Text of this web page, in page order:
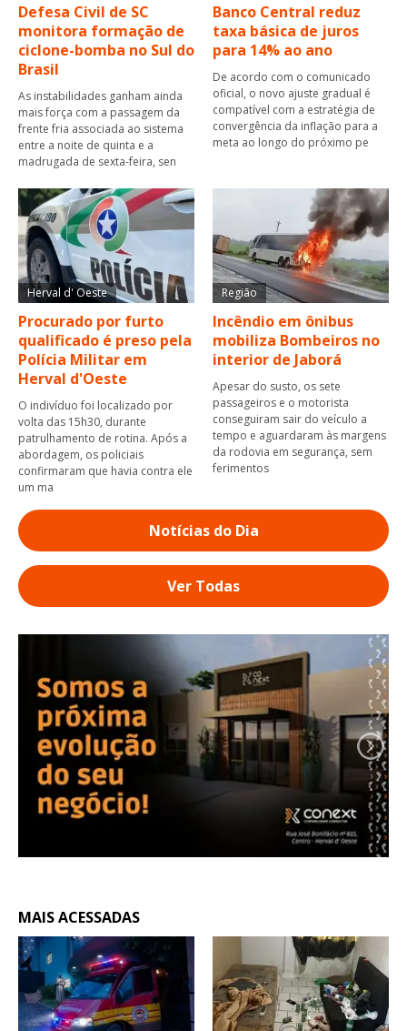
Defesa Civil de SC
monitora formação de
ciclone-bomba no Sul do
Brasil
As instabilidades ganham ainda
mais força com a passagem da
frente fria associada ao sistema
entre a noite de quinta e a
madrugada de sexta-feira, sen
Banco Central reduz
taxa básica de juros
para 14% ao ano
De acordo com o comunicado
oficial, o novo ajuste gradual é
compatível com a estratégia de
convergência da inflação para a
meta ao longo do próximo pe
Herval d' Oeste
Procurado por furto
qualificado é preso pela
Polícia Militar em
Herval d'Oeste
O indivíduo foi localizado por
volta das 15h30, durante
patrulhamento de rotina. Após a
abordagem, os policiais
confirmaram que havia contra ele
um ma
Região
Incêndio em ônibus
mobiliza Bombeiros no
interior de Jaborá
Apesar do susto, os sete
passageiros e o motorista
conseguiram sair do veículo a
tempo e aguardaram às margens
da rodovia em segurança, sem
ferimentos
Notícias do Dia
Ver Todas
MAIS ACESSADAS